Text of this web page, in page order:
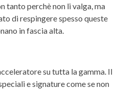
tanto perchè non li valga, ma
di respingere spesso queste
in fascia alta.
su tutta la gamma. Il
e signature come se non